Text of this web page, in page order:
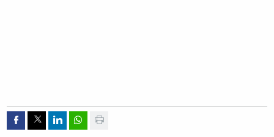
Compartir por Facebook
Compartir por Twitter
Compartir por Linkedin
Compartir por whatsapp
Imprimir